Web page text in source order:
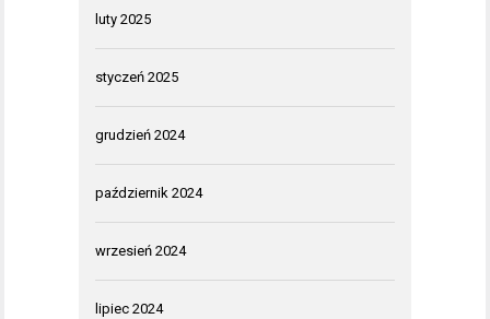
luty 2025
styczeń 2025
grudzień 2024
październik 2024
wrzesień 2024
lipiec 2024